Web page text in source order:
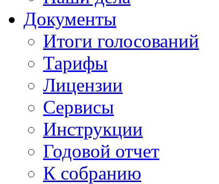
Документы
Итоги голосований
Тарифы
Лицензии
Сервисы
Инструкции
Годовой отчет
К собранию